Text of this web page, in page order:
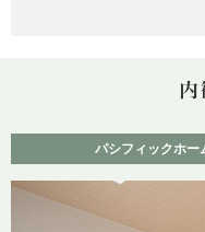
掲載している物件の仕様・設
級５・維持管理対策等級３・
■建設住宅性能評価取得予定（
基本的に現地に係員は待機し
お手数をお掛け致しますが見
すよう、よろしくお願い致し
※購入申し込みは随時受け付け
パシフィックホ